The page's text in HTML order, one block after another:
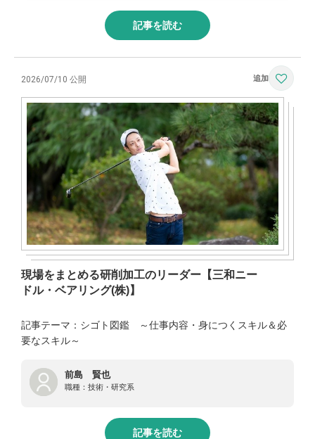
記事を読む
2026/07/10 公開
現場をまとめる研削加工のリーダー【三和ニー
ドル・ベアリング(株)】
記事テーマ：シゴト図鑑 ～仕事内容・身につくスキル＆必
要なスキル～
前島 賢也
職種： 技術・研究系
記事を読む